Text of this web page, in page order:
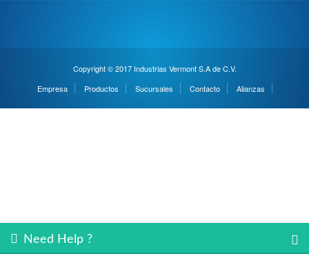
Copyright © 2017 Industrias Vermont S.A de C.V.
Empresa
Productos Sucursales Contacto Alianzas
Need Help ?